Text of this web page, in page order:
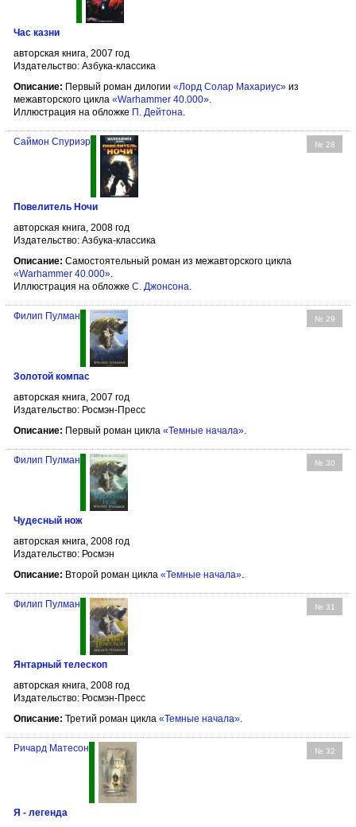
Час казни
авторская книга, 2007 год
Издательство: Азбука-классика
Описание: Первый роман дилогии «Лорд Солар Махариус» из
межавторского цикла «Warhammer 40.000».
Иллюстрация на обложке П. Дейтона.
№ 28
Саймон Спуриэр
Повелитель Ночи
авторская книга, 2008 год
Издательство: Азбука-классика
Описание: Самостоятельный роман из межавторского цикла
«Warhammer 40.000»
Иллюстрация на обложке С. Джонсона
№ 29
Филип Пулман
Золотой компас
авторская книга, 2007 год
Издательство: Росмэн-Пресс
Описание: Первый роман цикла «Темные начала»
№ 30
Филип Пулман
Чудесный нож
авторская книга, 2008 год
Издательство: Росмэн
Описание: Второй роман цикла «Темные начала»
№ 31
Филип Пулман
Янтарный телескоп
авторская книга, 2008 год
Издательство: Росмэн-Пресс
Описание: Третий роман цикла «Темные начала»
№ 32
Ричард Матесон
Я - легенда